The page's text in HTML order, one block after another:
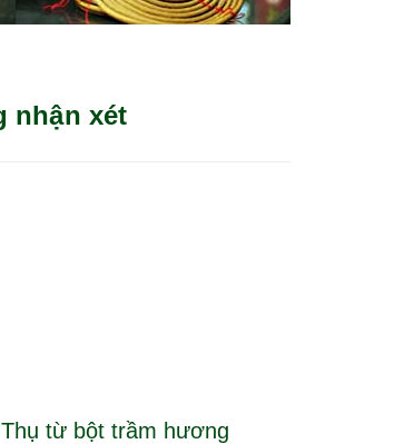
nhận xét
từ bột trầm hương